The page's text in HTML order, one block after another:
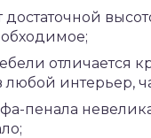
достаточной
отличается
любой интерьер,
пенала